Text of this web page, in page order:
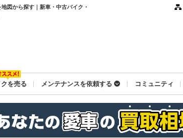
図から探す｜新車・中古バイク・
を売る メンテナンスを依頼する コミュニティ